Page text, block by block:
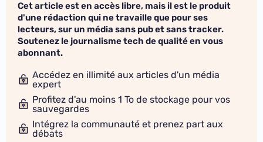
Cet article est en accès libre, mais il est le produit
d'une rédaction qui ne travaille que pour ses
lecteurs, sur un média sans pub et sans tracker.
Soutenez le journalisme tech de qualité en vous
abonnant.
Accédez en illimité aux articles d'un média
expert
Profitez d'au moins 1 To de stockage pour vos
sauvegardes
Intégrez la communauté et prenez part aux
débats